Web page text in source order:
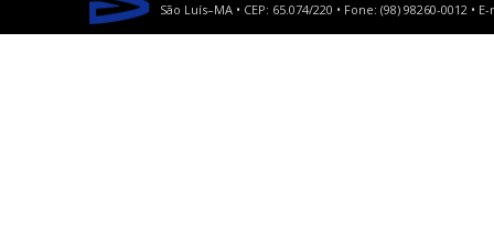
São Luís–MA • CEP: 65.074/220 • Fone: (98) 98260-0012